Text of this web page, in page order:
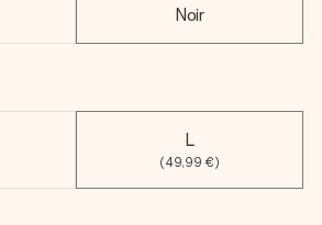
Noir
L
(49,99 €)